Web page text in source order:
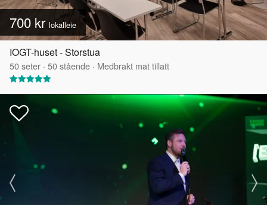
700 kr lokalleie
IOGT-huset - Storstua
50seter · 50stående · Medbrakt mat tillatt